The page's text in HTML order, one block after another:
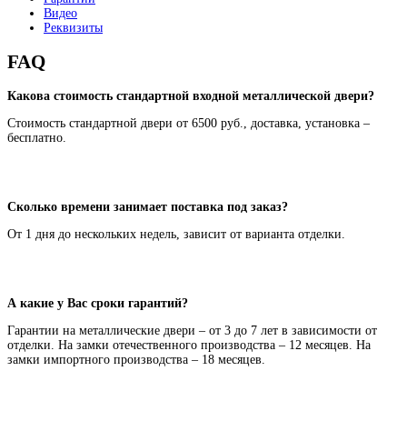
Видео
Реквизиты
FAQ
Какова стоимость стандартной входной металлической двери?
Стоимость стандартной двери от 6500 руб., доставка, установка –
бесплатно.
Сколько времени занимает поставка под заказ?
От 1 дня до нескольких недель, зависит от варианта отделки.
А какие у Вас сроки гарантий?
Гарантии на металлические двери – от 3 до 7 лет в зависимости от
отделки. На замки отечественного производства – 12 месяцев. На
замки импортного производства – 18 месяцев.